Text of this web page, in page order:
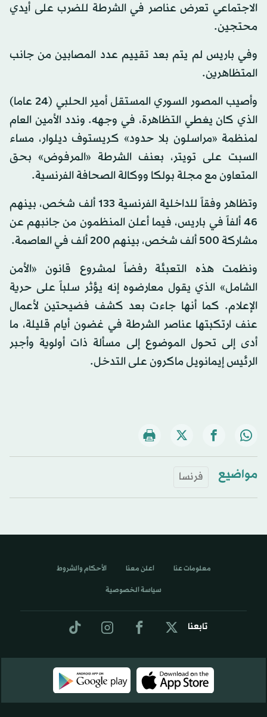
الاجتماعي تعرض عناصر في الشرطة للضرب على أيدي
محتجين.
وفي باريس لم يتم بعد تقييم عدد المصابين من جانب
المتظاهرين.
وأصيب المصور السوري المستقل أمير الحلبي (24 عاما)
الذي كان يغطي التظاهرة، في وجهه. وندد الأمين العام
لمنظمة «مراسلون بلا حدود» كريستوف ديلوار، مساء
السبت على تويتر، بعنف الشرطة «المرفوض» بحق
المتعاون مع مجلة بولكا ووكالة الصحافة الفرنسية.
وتظاهر وفقاً للداخلية الفرنسية 133 ألف شخص، بينهم
46 ألفاً في باريس، فيما أعلن المنظمون من جانبهم عن
مشاركة 500 ألف شخص، بينهم 200 ألف في العاصمة.
ونظمت هذه التعبئة رفضاً لمشروع قانون «الأمن
الشامل» الذي يقول معارضوه إنه يؤثر سلباً على حرية
الإعلام. كما أنها جاءت بعد كشف فضيحتين لأعمال
عنف ارتكبتها عناصر الشرطة في غضون أيام قليلة، ما
أدى إلى تحول الموضوع إلى مسألة ذات أولوية وأجبر
الرئيس إيمانويل ماكرون على التدخل.
مواضيع فرنسا
تابعنا
معلومات عنا اعلن معنا الأحكام والشروط
سياسة الخصوصية